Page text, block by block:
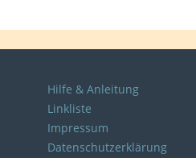
Hilfe & Anleitung
Linkliste
Impressum
Datenschutzerklärung